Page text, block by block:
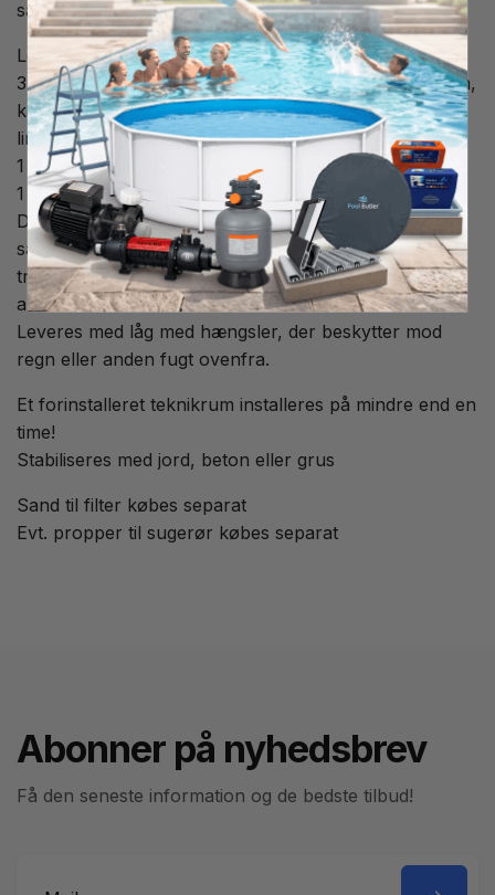
saltklorinator, eller varmepumpe
Leveres med:
3 stk. sugerør, hvis du ikke ønsker at bruge en af dem,
kan du lukke dem med en prop/lukning i PVC, som
limes på.
1 stk. udløb til pool
1 stk. udløb til returskylning
Der er ikke lavet huller til by-pass, da du kan bruge
samme by-pass enten til dosering i teknikrum eller
trække dem ud til poolvarmepumpe, der sidder et
andet sted.
Leveres med låg med hængsler, der beskytter mod
regn eller anden fugt ovenfra.
Et forinstalleret teknikrum installeres på mindre end en
time!
Stabiliseres med jord, beton eller grus
Sand til filter købes separat
Evt. propper til sugerør købes separat
Abonner på nyhedsbrev
Få den seneste information og de bedste tilbud!